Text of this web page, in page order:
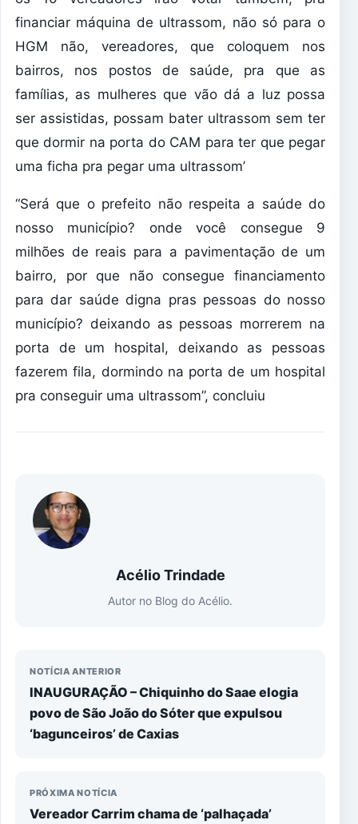
financiar máquina de ultrassom, não só para o
HGM não, vereadores, que coloquem nos
bairros, nos postos de saúde, pra que as
famílias, as mulheres que vão dá a luz possa
ser assistidas, possam bater ultrassom sem ter
que dormir na porta do CAM para ter que pegar
uma ficha pra pegar uma ultrassom’
“Será que o prefeito não respeita a saúde do
nosso município? onde você consegue 9
milhões de reais para a pavimentação de um
bairro, por que não consegue financiamento
para dar saúde digna pras pessoas do nosso
município? deixando as pessoas morrerem na
porta de um hospital, deixando as pessoas
fazerem fila, dormindo na porta de um hospital
pra conseguir uma ultrassom”, concluiu
Acélio Trindade
Autor no Blog do Acélio.
NOTÍCIA ANTERIOR
INAUGURAÇÃO – Chiquinho do Saae elogia
povo de São João do Sóter que expulsou
‘bagunceiros’ de Caxias
PRÓXIMA NOTÍCIA
Vereador Carrim chama de ‘palhaçada’